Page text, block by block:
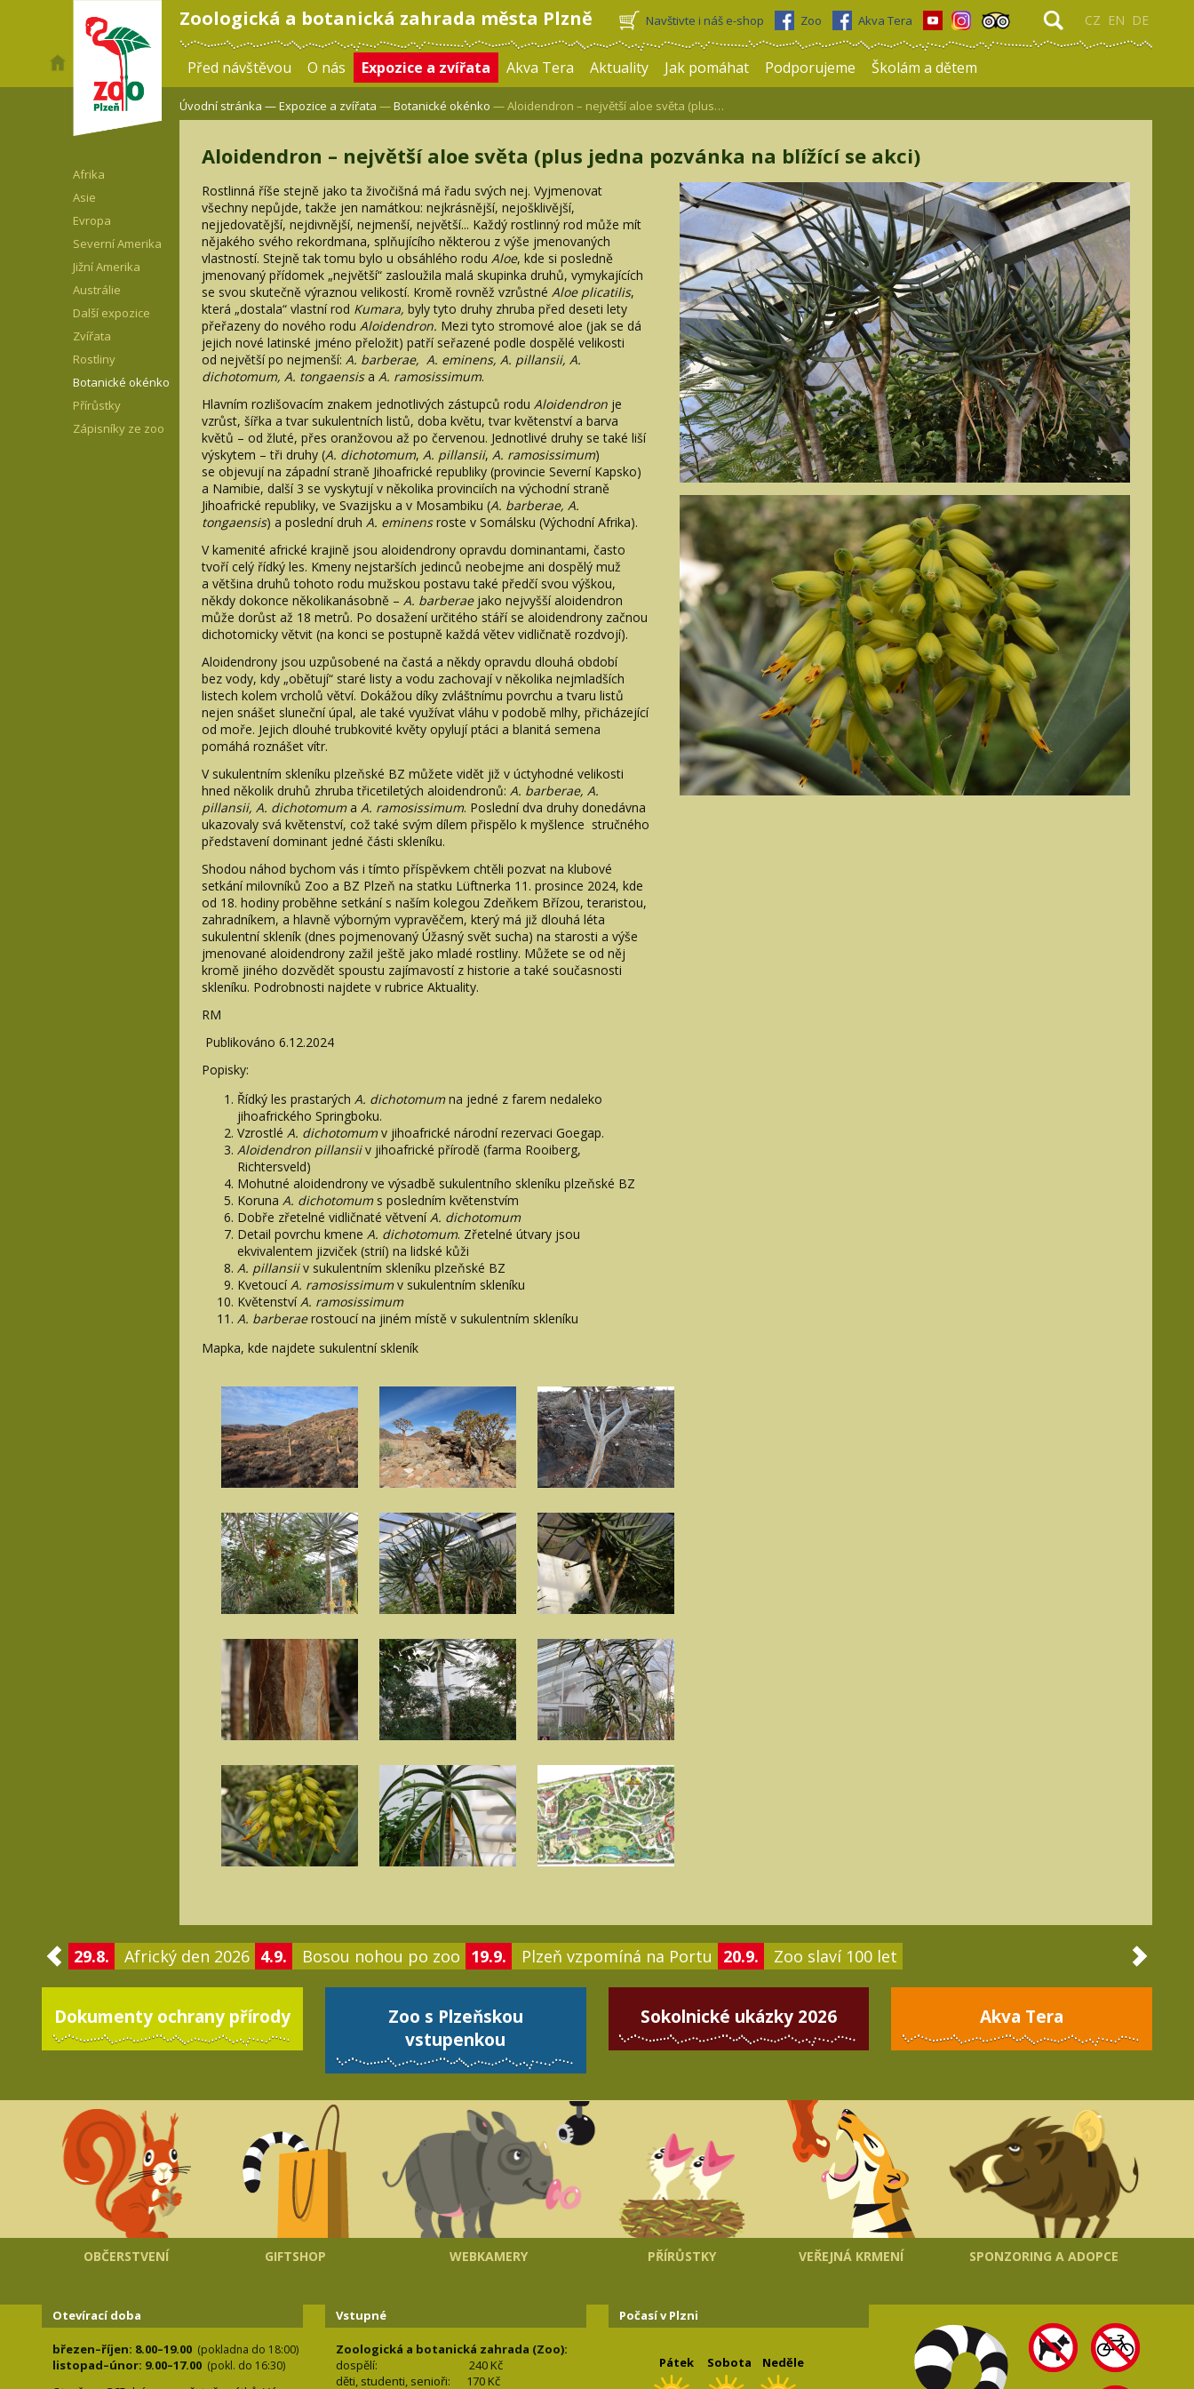
Zoologická a botanická zahrada města Plzně CZ EN DE
Navštivte i náš e-shop Zoo Akva Tera
Před návštěvou O nás Expozice a zvířata Akva Tera Aktuality Jak pomáhat Podporujeme Školám a dětem
Afrika
Asie
Evropa
Severní Amerika
Jižní Amerika
Austrálie
Další expozice
Zvířata
Rostliny
Botanické okénko
Přírůstky
Zápisníky ze zoo
Úvodní stránka —Expozice a zvířata —Botanické okénko — Aloidendron – největší aloe světa (plus…
Aloidendron – největší aloe světa (plus jedna pozvánka na blížící se akci)
Rostlinná říše stejně jako ta živočišná má řadu svých nej. Vyjmenovat
všechny nepůjde, takže jen namátkou: nejkrásnější, nejošklivější,
nejjedovatější, nejdivnější, nejmenší, největší... Každý rostlinný rod může mít
nějakého svého rekordmana, splňujícího některou z výše jmenovaných
vlastností. Stejně tak tomu bylo u obsáhlého rodu Aloe, kde si posledně
jmenovaný přídomek „největší“ zasloužila malá skupinka druhů, vymykajících
se svou skutečně výraznou velikostí. Kromě rovněž vzrůstné Aloe plicatilis,
která „dostala“ vlastní rod Kumara, byly tyto druhy zhruba před deseti lety
přeřazeny do nového rodu Aloidendron. Mezi tyto stromové aloe (jak se dá
jejich nové latinské jméno přeložit) patří seřazené podle dospělé velikosti
od největší po nejmenší: A. barberae, A. eminens, A. pillansii, A.
dichotomum, A. tongaensisa A. ramosissimum.
Hlavním rozlišovacím znakem jednotlivých zástupců rodu Aloidendron je
vzrůst, šířka a tvar sukulentních listů, doba květu, tvar květenství a barva
květů – od žluté, přes oranžovou až po červenou. Jednotlivé druhy se také liší
výskytem – tři druhy (A. dichotomum, A. pillansii, A. ramosissimum)
se objevují na západní straně Jihoafrické republiky (provincie Severní Kapsko)
a Namibie, další 3 se vyskytují v několika provinciích na východní straně
Jihoafrické republiky, ve Svazijsku a v Mosambiku (A. barberae, A.
tongaensis) a poslední druh A. eminensroste v Somálsku (Východní Afrika).
V kamenité africké krajině jsou aloidendrony opravdu dominantami, často
tvoří celý řídký les. Kmeny nejstarších jedinců neobejme ani dospělý muž
a většina druhů tohoto rodu mužskou postavu také předčí svou výškou,
někdy dokonce několikanásobně – A. barberaejako nejvyšší aloidendron
může dorůst až 18 metrů. Po dosažení určitého stáří se aloidendrony začnou
dichotomicky větvit (na konci se postupně každá větev vidličnatě rozdvojí).
Aloidendrony jsou uzpůsobené na častá a někdy opravdu dlouhá období
bez vody, kdy „obětují“ staré listy a vodu zachovají v několika nejmladších
listech kolem vrcholů větví. Dokážou díky zvláštnímu povrchu a tvaru listů
nejen snášet sluneční úpal, ale také využívat vláhu v podobě mlhy, přicházející
od moře. Jejich dlouhé trubkovité květy opylují ptáci a blanitá semena
pomáhá roznášet vítr.
V sukulentním skleníku plzeňské BZ můžete vidět již v úctyhodné velikosti
hned několik druhů zhruba třicetiletých aloidendronů: A. barberae, A.
pillansii, A. dichotomuma A. ramosissimum. Poslední dva druhy donedávna
ukazovaly svá květenství, což také svým dílem přispělo k myšlence stručného
představení dominant jedné části skleníku.
Shodou náhod bychom vás i tímto příspěvkem chtěli pozvat na klubové
setkání milovníků Zoo a BZ Plzeň na statku Lüftnerka 11. prosince 2024, kde
od 18. hodiny proběhne setkání s naším kolegou Zdeňkem Břízou, teraristou,
zahradníkem, a hlavně výborným vypravěčem, který má již dlouhá léta
sukulentní skleník (dnes pojmenovaný Úžasný svět sucha) na starosti a výše
jmenované aloidendrony zažil ještě jako mladé rostliny. Můžete se od něj
kromě jiného dozvědět spoustu zajímavostí z historie a také současnosti
skleníku. Podrobnosti najdete v rubrice Aktuality.
RM
Publikováno 6.12.2024
Popisky:
Řídký les prastarých A. dichotomumna jedné z farem nedaleko
jihoafrického Springboku.
Vzrostlé A. dichotomumv jihoafrické národní rezervaci Goegap.
Aloidendron pillansiiv jihoafrické přírodě (farma Rooiberg,
Richtersveld)
Mohutné aloidendrony ve výsadbě sukulentního skleníku plzeňské BZ
Koruna A. dichotomum s posledním květenstvím
Dobře zřetelné vidličnaté větvení A. dichotomum
Detail povrchu kmene A. dichotomum. Zřetelné útvary jsou
ekvivalentem jizviček (strií) na lidské kůži
A. pillansiiv sukulentním skleníku plzeňské BZ
KvetoucíA. ramosissimumv sukulentním skleníku
Květenství A. ramosissimum
A. barberaerostoucí na jiném místě v sukulentním skleníku
Mapka, kde najdete sukulentní skleník
29.8. Africký den 2026 4.9. Bosou nohou po zoo 19.9. Plzeň vzpomíná na Portu 20.9. Zoo slaví 100 let
Dokumenty ochrany přírody
Zoo s Plzeňskou
vstupenkou
Sokolnické ukázky 2026 Akva Tera
OBČERSTVENÍ GIFTSHOP WEBKAMERY PŘÍRŮSTKY VEŘEJNÁ KRMENÍ SPONZORING A ADOPCE
Otevírací doba
březen–říjen: 8.00–19.00 (pokladna do 18:00)
listopad–únor: 9.00–17.00 (pokl. do 16:30)
Vstupné
Zoologická a botanická zahrada (Zoo):
dospělí:
240 Kč
děti, studenti, senioři: 170Kč
Počasí v Plzni
Pátek Sobota Neděle